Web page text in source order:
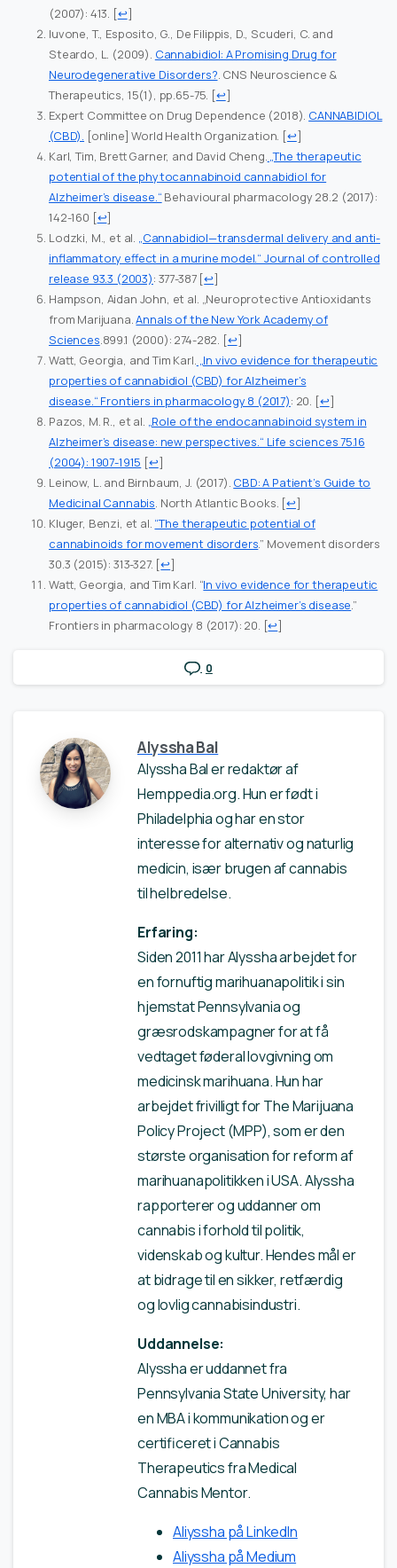
(2007): 413. [↩]
Iuvone, T., Esposito, G., De Filippis, D., Scuderi, C. and
Steardo, L. (2009). Cannabidiol: A Promising Drug for
Neurodegenerative Disorders?. CNS Neuroscience &
Therapeutics, 15(1), pp.65-75. [↩]
Expert Committee on Drug Dependence (2018). CANNABIDIOL
(CBD). [online] World Health Organization. [↩]
Karl, Tim, Brett Garner, and David Cheng. „The therapeutic
potential of the phytocannabinoid cannabidiol for
Alzheimer’s disease.“ Behavioural pharmacology 28.2 (2017):
142-160 [↩]
Lodzki, M., et al. „Cannabidiol—transdermal delivery and anti-
inflammatory effect in a murine model.“ Journal of controlled
release 93.3 (2003): 377-387[↩]
Hampson, Aidan John, et al. „Neuroprotective Antioxidants
from Marijuana.Annals of the New York Academy of
Sciences.899.1 (2000): 274-282. [↩]
Watt, Georgia, and Tim Karl. „In vivo evidence for therapeutic
properties of cannabidiol (CBD) for Alzheimer’s
disease.“ Frontiers in pharmacology 8 (2017): 20. [↩]
Pazos, M. R., et al. „Role of the endocannabinoid system in
Alzheimer’s disease: new perspectives.“ Life sciences 75.16
(2004): 1907-1915 [↩]
Leinow, L. and Birnbaum, J. (2017). CBD: A Patient’s Guide to
Medicinal Cannabis. North Atlantic Books. [↩]
Kluger, Benzi, et al. “The therapeutic potential of
cannabinoids for movement disorders.” Movement disorders
30.3 (2015): 313-327. [↩]
Watt, Georgia, and Tim Karl. “In vivo evidence for therapeutic
properties of cannabidiol (CBD) for Alzheimer’s disease.”
Frontiers in pharmacology 8 (2017): 20. [↩]
0
Alyssha Bal
Alyssha Bal er redaktør af
Hemppedia.org. Hun er født i
Philadelphia og har en stor
interesse for alternativ og naturlig
medicin, især brugen af cannabis
til helbredelse.
Erfaring:
Siden 2011 har Alyssha arbejdet for
en fornuftig marihuanapolitik i sin
hjemstat Pennsylvania og
græsrodskampagner for at få
vedtaget føderal lovgivning om
medicinsk marihuana. Hun har
arbejdet frivilligt for The Marijuana
Policy Project (MPP), som er den
største organisation for reform af
marihuanapolitikken i USA. Alyssha
rapporterer og uddanner om
cannabis i forhold til politik,
videnskab og kultur. Hendes mål er
at bidrage til en sikker, retfærdig
og lovlig cannabisindustri.
Uddannelse:
Alyssha er uddannet fra
Pennsylvania State University, har
en MBA i kommunikation og er
certificeret i Cannabis
Therapeutics fra Medical
Cannabis Mentor.
Aliyssha på LinkedIn
Aliyssha på Medium